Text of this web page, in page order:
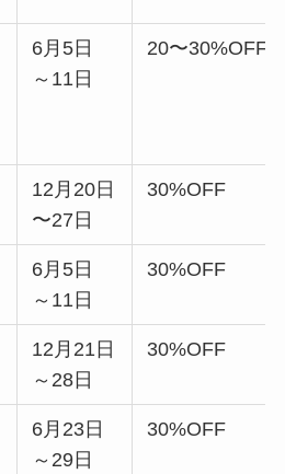
6月5日
～11日
20〜30%OFF
12月20日
〜27日
30%OFF
6月5日
～11日
30%OFF
12月21日
～28日
30%OFF
6月23日
～29日
30%OFF